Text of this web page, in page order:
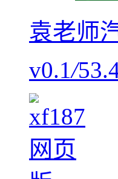
袁老师
v0.1/